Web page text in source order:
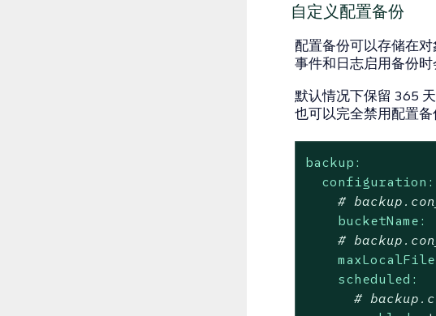
自定义配置备份
配置备份可以存储在
事件和日志启用备份
默认情况下保留 365
也可以完全禁用配置
backup:
configuration:
#
bucketName:
#
scheduled:
#